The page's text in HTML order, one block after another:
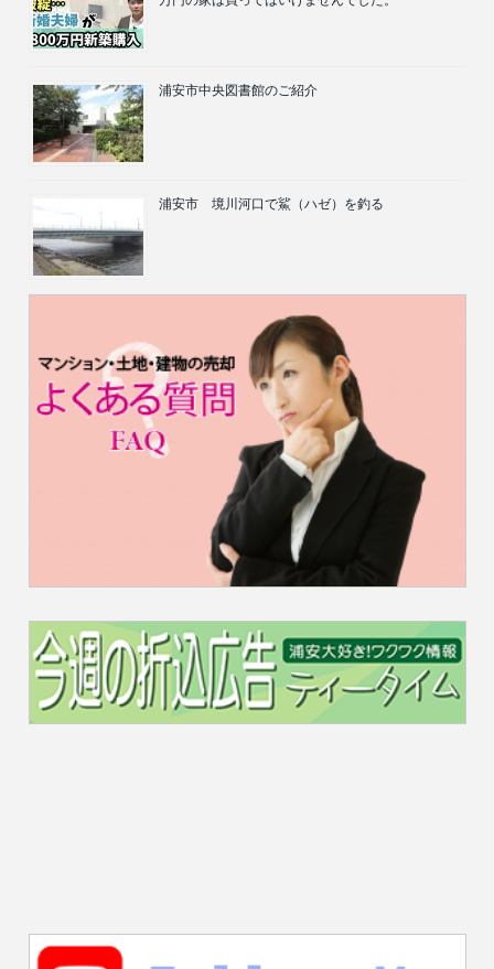
浦安市中央図書館のご紹介
浦安市 境川河口で鯊（ハゼ）を釣る